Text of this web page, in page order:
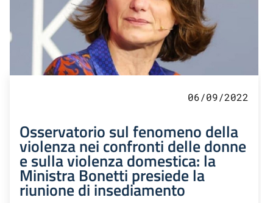
06/09/2022
Osservatorio sul fenomeno della
violenza nei confronti delle donne
e sulla violenza domestica: la
Ministra Bonetti presiede la
riunione di insediamento